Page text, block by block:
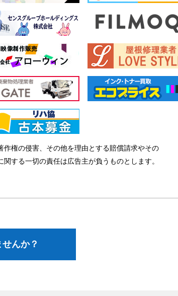
権の侵害、その他を理由とする賠償請求やその
する一切の責任は広告主が負うものとします。
んか？